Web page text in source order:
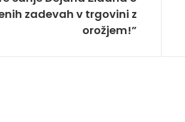
zadevah v trgovini z
orožjem!”